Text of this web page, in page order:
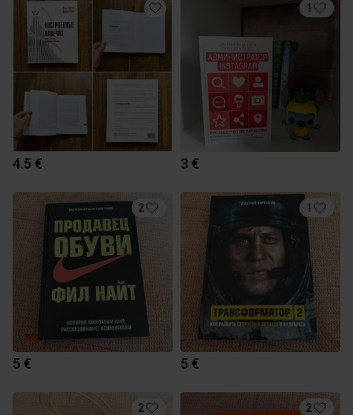
4.5 €
1
3 €
2
5 €
1
5 €
2 2